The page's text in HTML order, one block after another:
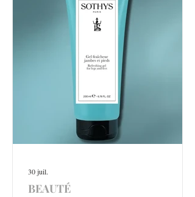
BEAUTÉ
30 juil.